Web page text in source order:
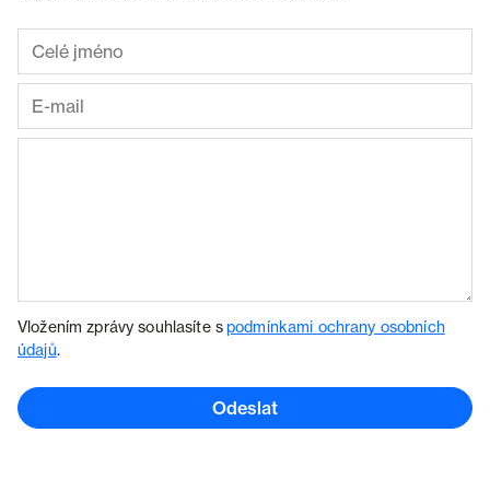
Vložením zprávy souhlasíte spodmínkami ochrany osobních
údajů.
Odeslat